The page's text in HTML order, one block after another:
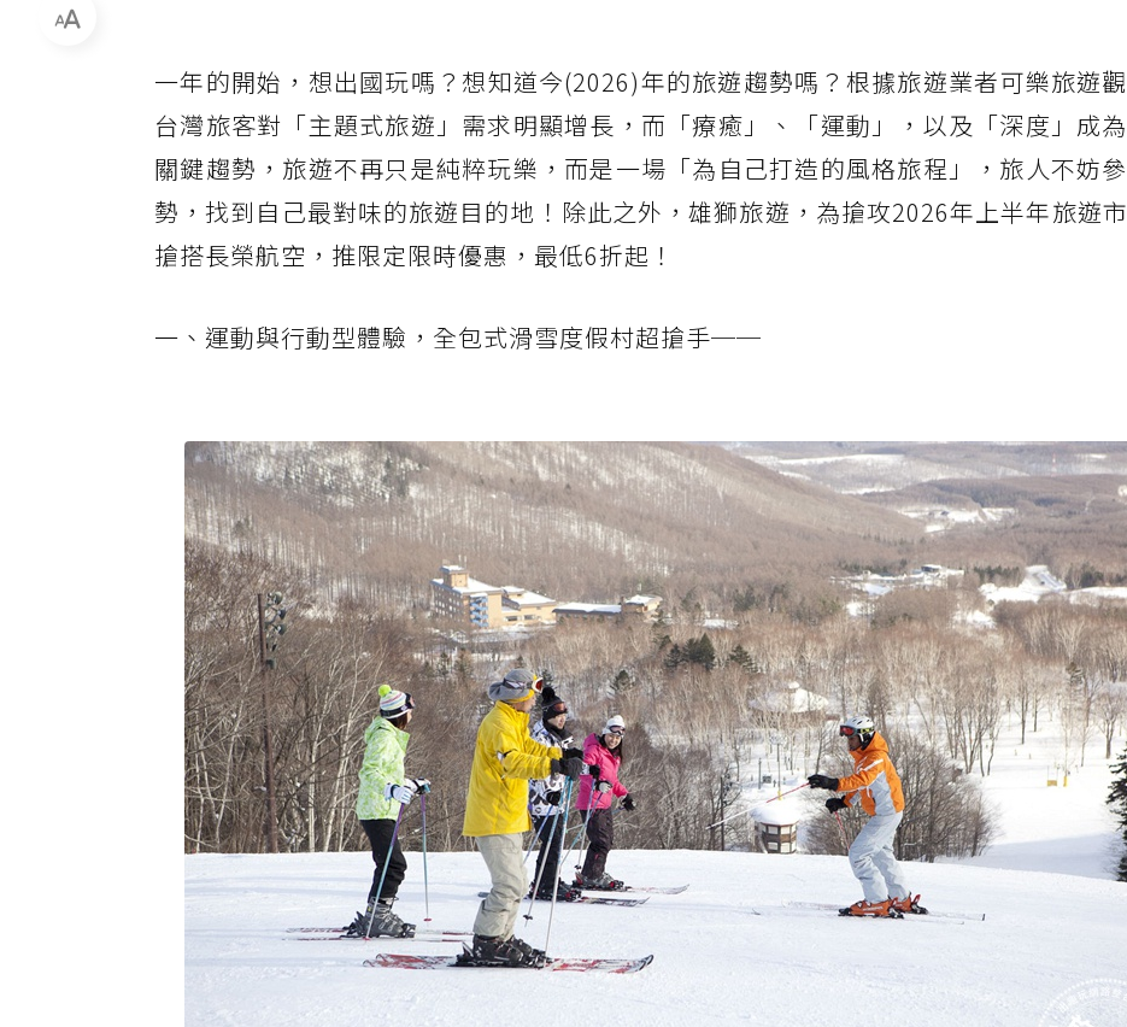
一年的開始，想出國玩嗎？想知道今(2026)年的旅遊趨勢嗎？根據旅遊業者可樂旅遊觀
台灣旅客對「主題式旅遊」需求明顯增長，而「療癒」、「運動」，以及「深度」成
關鍵趨勢，旅遊不再只是純粹玩樂，而是一場「為自己打造的風格旅程」，旅人不妨
勢，找到自己最對味的旅遊目的地！除此之外，雄獅旅遊，為搶攻2026年上半年旅遊市
搶搭長榮航空，推限定限時優惠，最低6折起！
一、運動與行動型體驗，全包式滑雪度假村超搶手──